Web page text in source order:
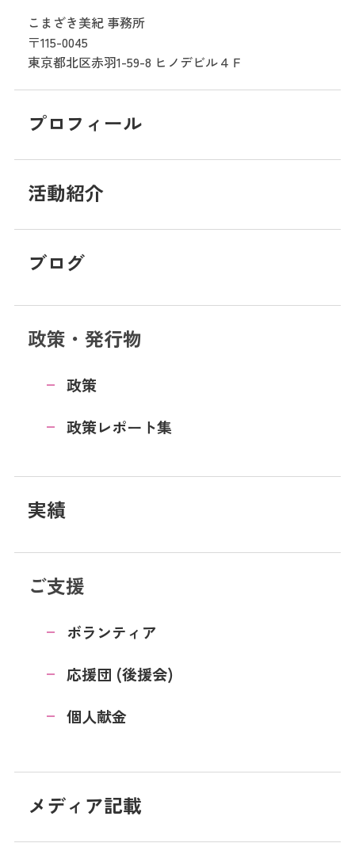
こまざき美紀 事務所
〒115-0045
東京都北区赤羽1-59-8 ヒノデビル４Ｆ
プロフィール
活動紹介
ブログ
政策・発行物
政策
政策レポート集
実績
ご支援
ボランティア
応援団 (後援会)
個人献金
メディア記載